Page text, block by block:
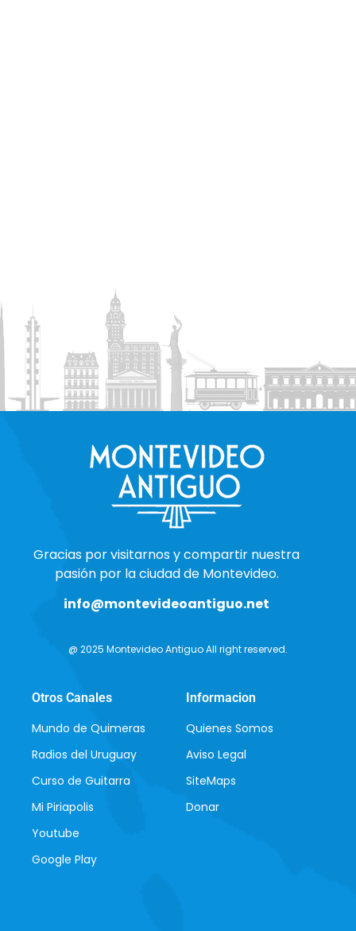
Gracias por visitarnos y compartir nuestra
pasión por la ciudad de Montevideo.
info@montevideoantiguo.net
@ 2025 Montevideo Antiguo All right reserved.
Otros Canales
Mundo de Quimeras
Radios del Uruguay
Curso de Guitarra
Mi Piriapolis
Youtube
Google Play
Informacion
Quienes Somos
Aviso Legal
SiteMaps
Donar